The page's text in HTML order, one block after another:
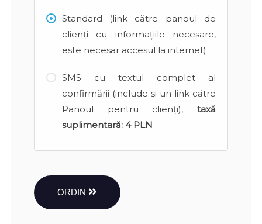
Standard (link către panoul de
clienți cu informațiile necesare,
este necesar accesul la internet)
SMS cu textul complet al
confirmării (include și un link către
Panoul pentru clienți), taxă
suplimentară: 4 PLN
ORDIN